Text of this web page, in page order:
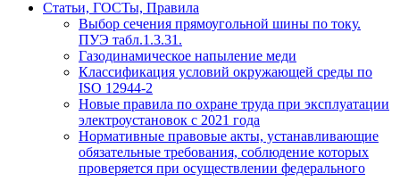
Статьи, ГОСТы, Правила
Выбор сечения прямоугольной шины по току.
ПУЭ табл.1.3.31.
Газодинамическое напыление меди
Классификация условий окружающей среды по
ISO 12944-2
Новые правила по охране труда при эксплуатации
электроустановок с 2021 года
Нормативные правовые акты, устанавливающие
обязательные требования, соблюдение которых
проверяется при осуществлении федерального